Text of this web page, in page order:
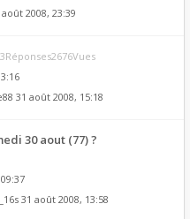
2008, 23:39
3Réponses2676Vues
31 août 2008, 15:18
30 aout (77) ?
31 août 2008, 13:58